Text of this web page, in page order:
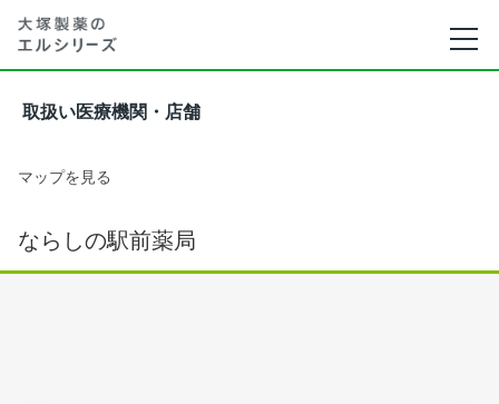
取扱い医療機関・店舗
マップを見る
ならしの駅前薬局